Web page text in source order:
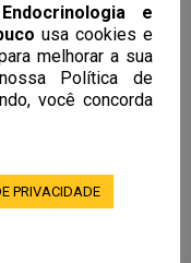
e
usa cookies e
melhorar a sua
Política de
você concorda
PRIVACIDADE